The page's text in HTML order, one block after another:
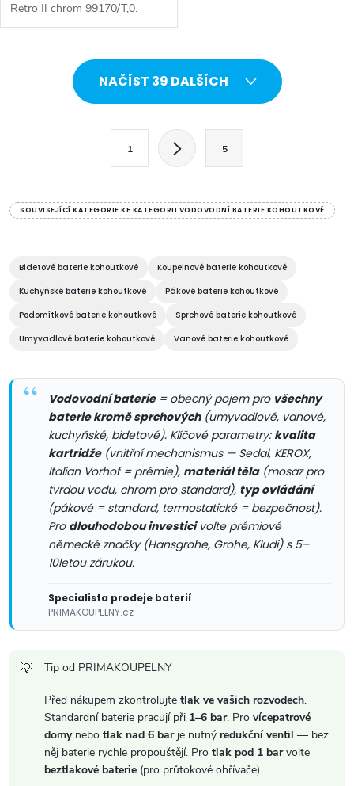
Retro II chrom 99170/T,0.
Kvalitní a odolné keramické
5 let. Kvalitní chromové
provedení. Dřezová...
d
c
p
v
NAČÍST 39 DALŠÍCH
á
o
v
á
n
1 5
SOUVISEJÍCÍ KATEGORIE KE KATEGORII VODOVODNÍ BATERIE KOHOUTKOVÉ
Bidetové baterie kohoutkové
Koupelnové baterie kohoutkové
Kuchyňské baterie kohoutkové
Pákové baterie kohoutkové
Podomítkové baterie kohoutkové
Sprchové baterie kohoutkové
Umyvadlové baterie kohoutkové
Vanové baterie kohoutkové
Vodovodní baterie= obecný pojem pro všechny
baterie kromě sprchových(umyvadlové, vanové,
kuchyňské, bidetové). Klíčové parametry: kvalita
kartridže(vnitřní mechanismus — Sedal, KEROX,
Italian Vorhof = prémie), materiál těla(mosaz pro
tvrdou vodu, chrom pro standard), typ ovládání
(pákové = standard, termostatické = bezpečnost).
Pro dlouhodobou investicivolte prémiové
německé značky (Hansgrohe, Grohe, Kludi) s 5–
10letou zárukou.
Specialista prodeje baterií
PRIMAKOUPELNY.cz
Tip od PRIMAKOUPELNY
Před nákupem zkontrolujte tlak ve vašich rozvodech.
Standardní baterie pracují při 1–6 bar. Pro vícepatrové
domynebo tlak nad 6 barje nutný redukční ventil — bez
něj baterie rychle propouštějí. Pro tlak pod 1 barvolte
beztlakové baterie (pro průtokové ohřívače).